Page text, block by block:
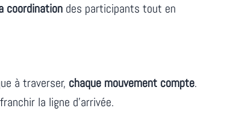
coordination des participants tout en
à traverser, chaque mouvement compte.
la ligne d’arrivée.